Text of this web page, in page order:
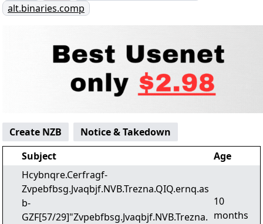
alt.binaries.comp
Create NZB
Notice & Takedown
Subject
Age
Hcybnqre.Cerfragf-
Zvpebfbsg.Jvaqbjf.NVB.Trezna.QIQ.ernq.as
b-
GZF[57/29]"Zvpebfbsg.Jvaqbjf.NVB.Trezna.
10
months